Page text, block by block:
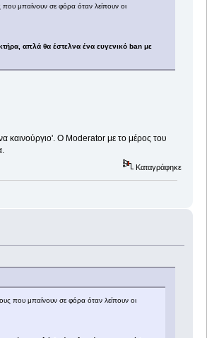
που μπαίνουν σε φόρα όταν λείπουν οι
απλά θα έστελνα ένα ευγενικό ban με
καινούργιο'. O Moderator με το μέρος του
Καταγράφηκε
που μπαίνουν σε φόρα όταν λείπουν οι